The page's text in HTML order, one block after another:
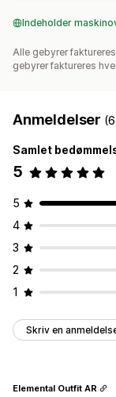
Indeholder
Alle gebyrer
gebyrer faktureres
Anmeldelser
Samlet
5
5
4
3
2
1
Skriv en
Elemental Outfit AR